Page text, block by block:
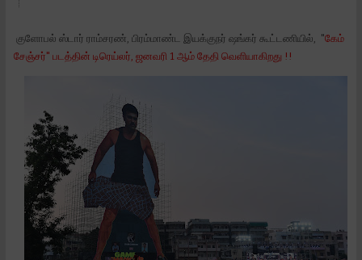
குளோபல் ஸ்டார் ராம்சரண், பிரம்மாண்ட இயக்குநர் ஷங்கர் கூட்டணியில், "கேம்
சேஞ்சர்" படத்தின் டிரெய்லர், ஜனவரி 1 ஆம் தேதி வெளியாகிறது !!